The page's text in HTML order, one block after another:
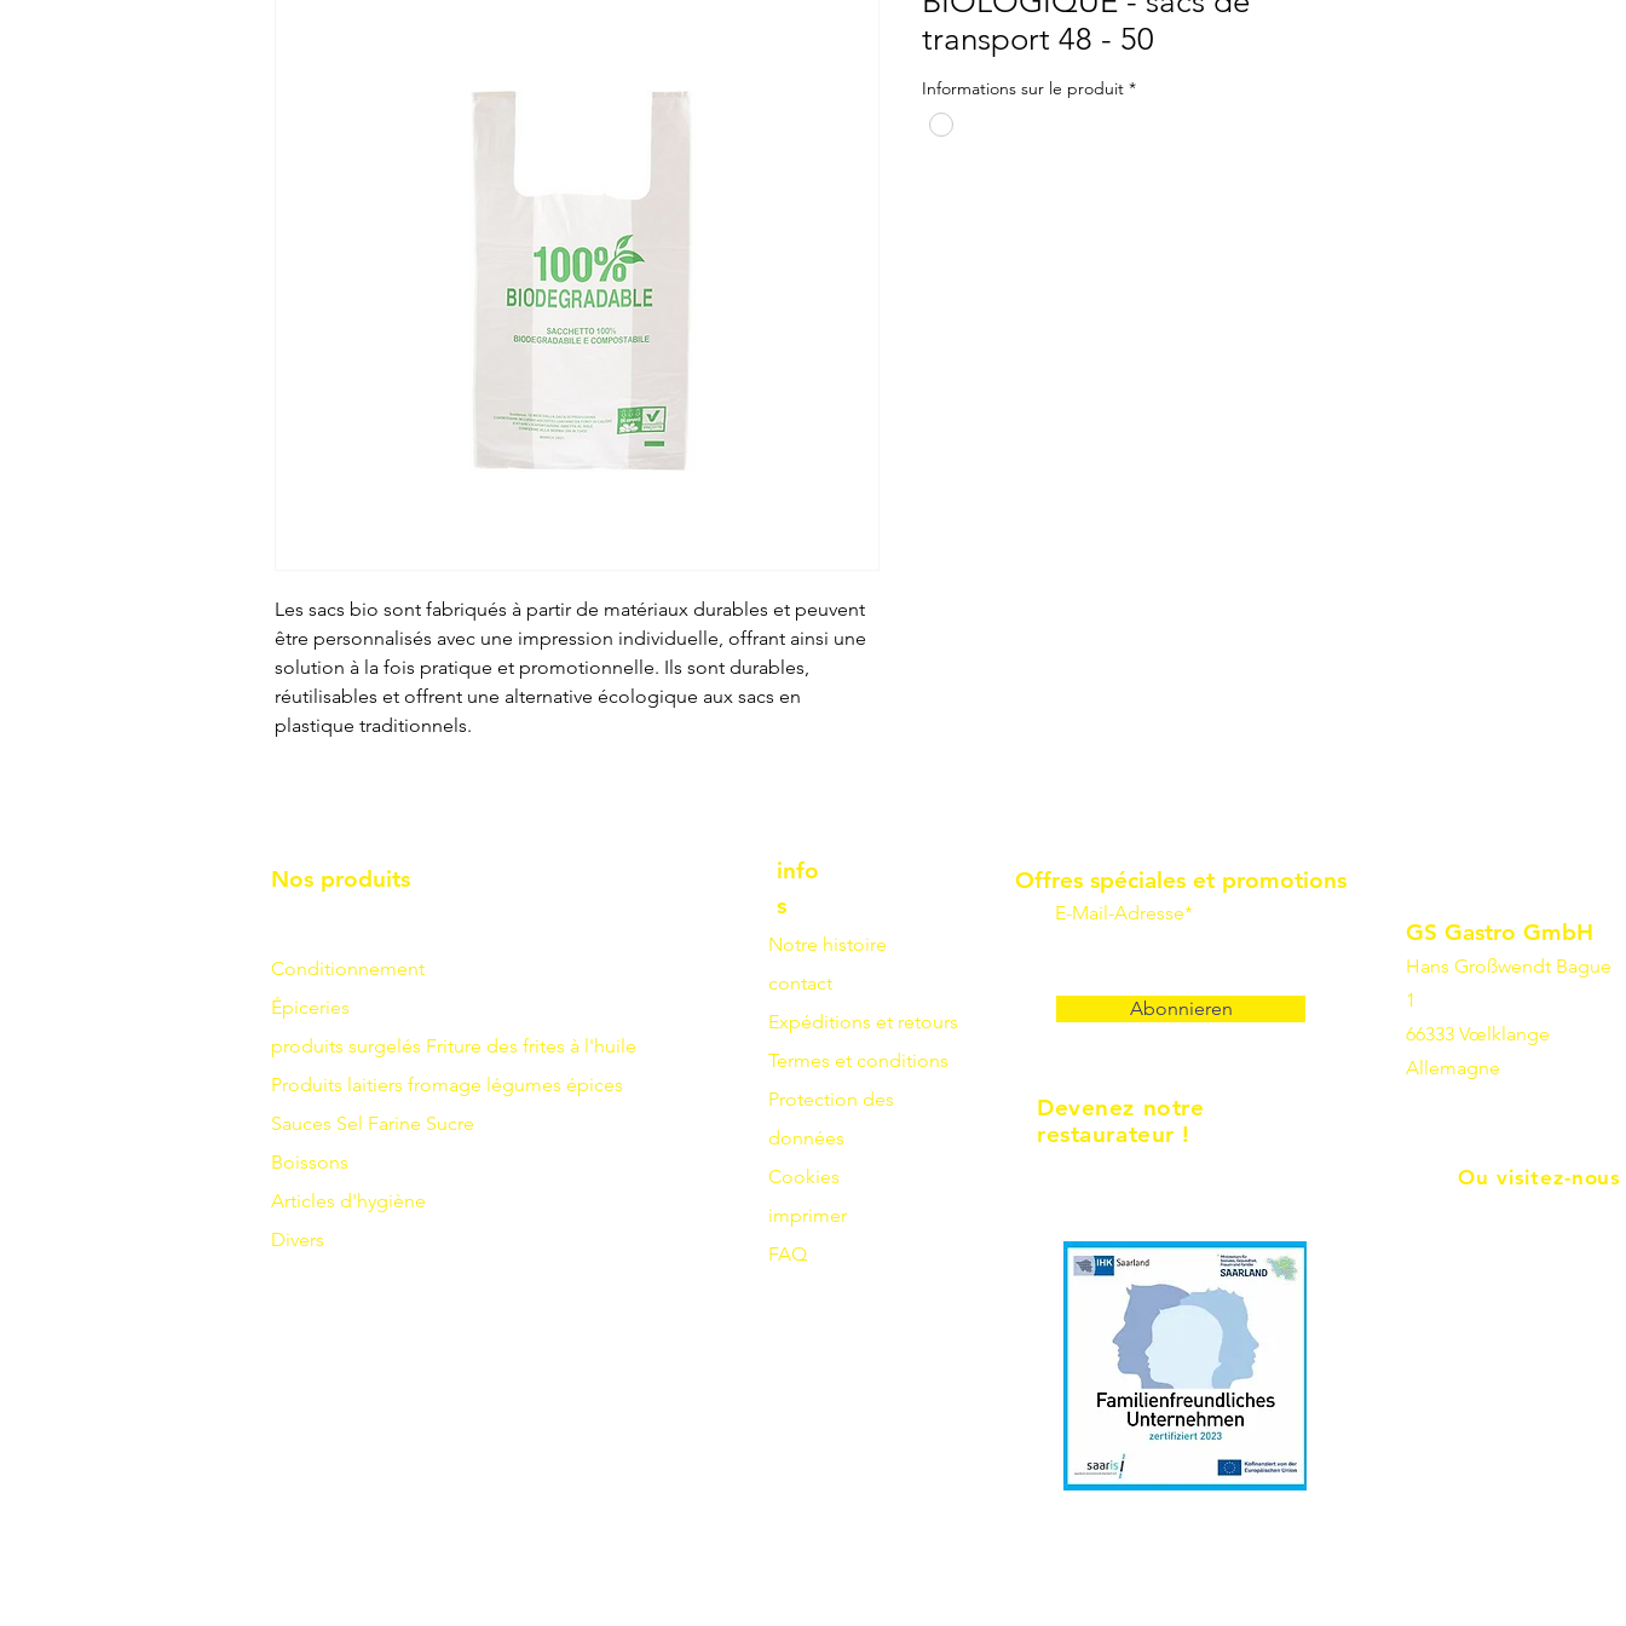
Les sacs bio sont fabriqués à partir de matériaux durables et peuvent
être personnalisés avec une impression individuelle, offrant ainsi une
solution à la fois pratique et promotionnelle. Ils sont durables,
réutilisables et offrent une alternative écologique aux sacs en
plastique traditionnels.
transport 48 - 50
Informations sur le produit *
Nos produits
Conditionnement
Épiceries
produits surgelés Friture des frites à l'huile
Produits laitiers fromage légumes épices
Sauces Sel Farine Sucre
Boissons
Articles d'hygiène
Divers
info
s
Notre histoire
contact
Expéditions et retours
Termes et conditions
Protection des
données
Cookies
imprimer
FAQ
Offres spéciales et promotions
E-Mail-Adresse*
Abonnieren
Devenez notre
restaurateur !
GS Gastro GmbH
Hans Großwendt Bague
1
66333 Vœlklange
Allemagne
Ou visitez-